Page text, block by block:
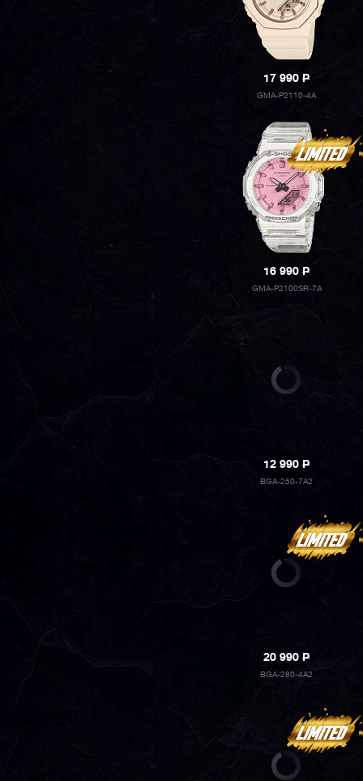
17 990P
GMA-P2110-4A
16 990P
GMA-P2100SR-7A
12 990P
BGA-250-7A2
20 990P
BGA-280-4A2